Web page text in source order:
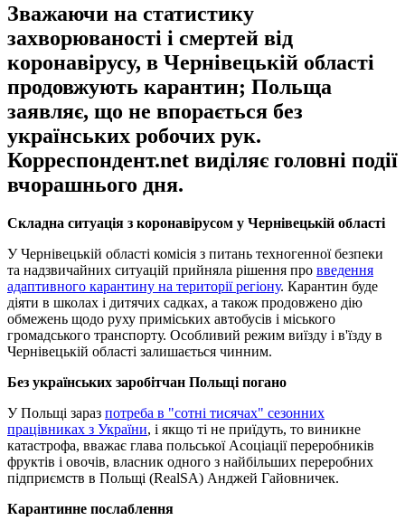
Зважаючи на статистику
захворюваності і смертей від
коронавірусу, в Чернівецькій області
продовжують карантин; Польща
заявляє, що не впорається без
українських робочих рук.
Корреспондент.net виділяє головні події
вчорашнього дня.
Складна ситуація з коронавірусом у Чернівецькій області
У Чернівецькій області комісія з питань техногенної безпеки
та надзвичайних ситуацій прийняла рішення про введення
адаптивного карантину на території регіону. Карантин буде
діяти в школах і дитячих садках, а також продовжено дію
обмежень щодо руху приміських автобусів і міського
громадського транспорту. Особливий режим виїзду і в'їзду в
Чернівецькій області залишається чинним.
Без українських заробітчан Польщі погано
У Польщі зараз потреба в "сотні тисячах" сезонних
працівниках з України, і якщо ті не приїдуть, то виникне
катастрофа, вважає глава польської Асоціації переробників
фруктів і овочів, власник одного з найбільших переробних
підприємств в Польщі (RealSA) Анджей Гайовничек.
Карантинне послаблення